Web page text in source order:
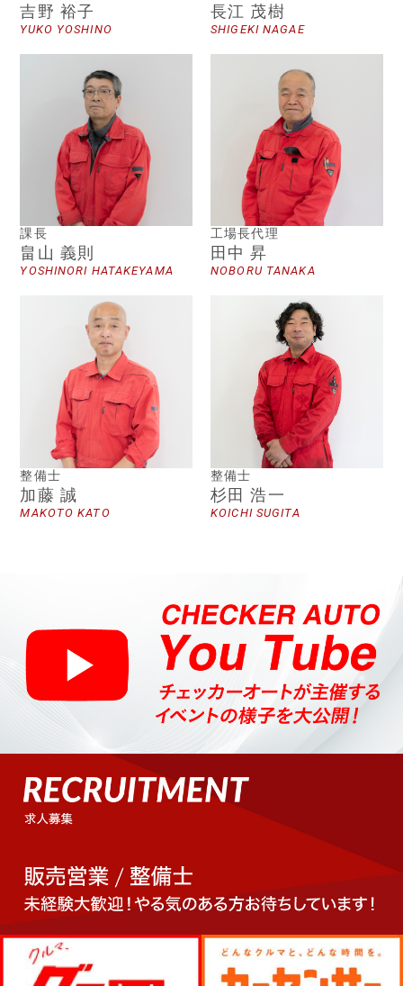
吉野 裕子
YUKO YOSHINO
長江 茂樹
SHIGEKI NAGAE
課長
畠山 義則
YOSHINORI HATAKEYAMA
工場長代理
田中 昇
NOBORU TANAKA
整備士
加藤 誠
MAKOTO KATO
整備士
杉田 浩一
KOICHI SUGITA